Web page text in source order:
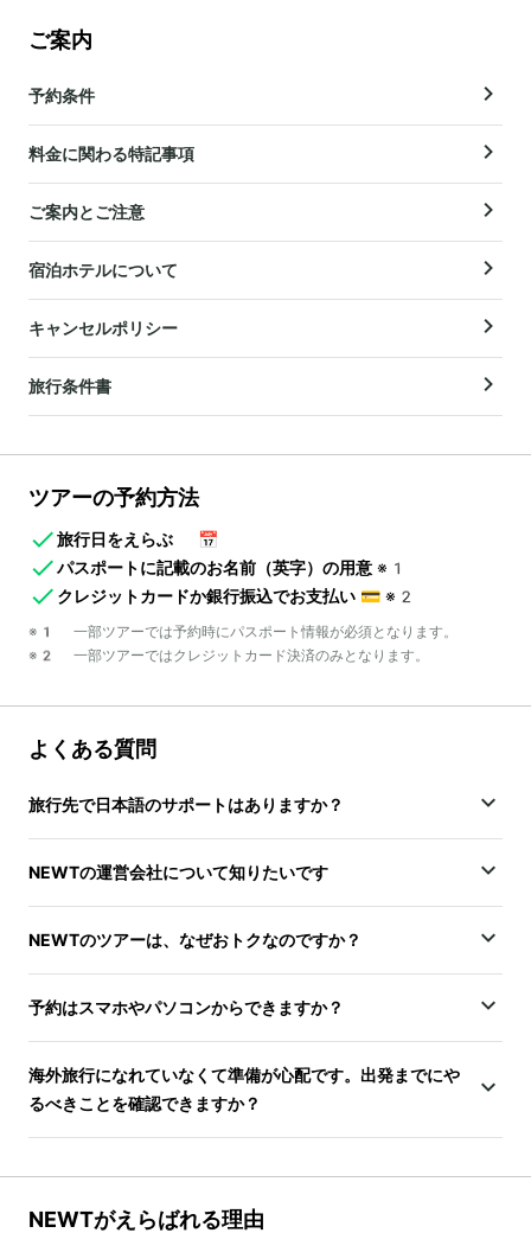
ご案内
予約条件
料金に関わる特記事項
ご案内とご注意
宿泊ホテルについて
キャンセルポリシー
旅行条件書
ツアーの予約方法
旅行日をえらぶ
📅
パスポートに記載のお名前（英字）の用意 ※1
クレジットカードか銀行振込でお支払い 💳 ※2
※1 一部ツアーでは予約時にパスポート情報が必須となります。
※2 一部ツアーではクレジットカード決済のみとなります。
よくある質問
旅行先で日本語のサポートはありますか？
NEWTの運営会社について知りたいです
NEWTのツアーは、なぜおトクなのですか？
予約はスマホやパソコンからできますか？
海外旅行になれていなくて準備が心配です。出発までにや
るべきことを確認できますか？
NEWTがえらばれる理由